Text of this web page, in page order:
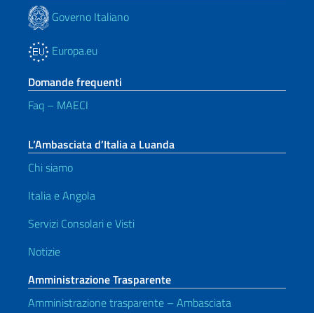
Governo Italiano
Europa.eu
Domande frequenti
Faq – MAECI
L’Ambasciata d’Italia a Luanda
Chi siamo
Italia e Angola
Servizi Consolari e Visti
Notizie
Amministrazione Trasparente
Amministrazione trasparente – Ambasciata